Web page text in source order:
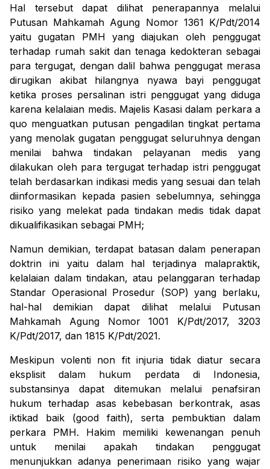
Hal tersebut dapat dilihat penerapannya melalui
Putusan Mahkamah Agung Nomor 1361 K/Pdt/2014
yaitu gugatan PMH yang diajukan oleh penggugat
terhadap rumah sakit dan tenaga kedokteran sebagai
para tergugat, dengan dalil bahwa penggugat merasa
dirugikan akibat hilangnya nyawa bayi penggugat
ketika proses persalinan istri penggugat yang diduga
karena kelalaian medis. Majelis Kasasi dalam perkara a
quo menguatkan putusan pengadilan tingkat pertama
yang menolak gugatan penggugat seluruhnya dengan
menilai bahwa tindakan pelayanan medis yang
dilakukan oleh para tergugat terhadap istri penggugat
telah berdasarkan indikasi medis yang sesuai dan telah
diinformasikan kepada pasien sebelumnya, sehingga
risiko yang melekat pada tindakan medis tidak dapat
dikualifikasikan sebagai PMH;
Namun demikian, terdapat batasan dalam penerapan
doktrin ini yaitu dalam hal terjadinya malapraktik,
kelalaian dalam tindakan, atau pelanggaran terhadap
Standar Operasional Prosedur (SOP) yang berlaku,
hal-hal demikian dapat dilihat melalui Putusan
Mahkamah Agung Nomor 1001 K/Pdt/2017, 3203
K/Pdt/2017, dan 1815 K/Pdt/2021.
Meskipun volenti non fit injuria tidak diatur secara
eksplisit dalam hukum perdata di Indonesia,
substansinya dapat ditemukan melalui penafsiran
hukum terhadap asas kebebasan berkontrak, asas
iktikad baik (good faith), serta pembuktian dalam
perkara PMH. Hakim memiliki kewenangan penuh
untuk menilai apakah tindakan penggugat
menunjukkan adanya penerimaan risiko yang wajar